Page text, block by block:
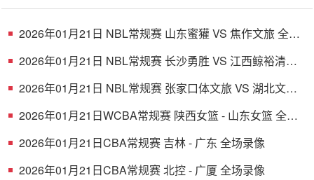
2026年01月21日 NBL常规赛 山东蜜獾 VS 焦作文旅 全场
2026年01月21日 NBL常规赛 长沙勇胜 VS 江西鲸裕清酒
2026年01月21日 NBL常规赛 张家口体文旅 VS 湖北文旅
2026年01月21日WCBA常规赛 陕西女篮 - 山东女篮 全场
2026年01月21日CBA常规赛 吉林 - 广东 全场录像
2026年01月21日CBA常规赛 北控 - 广厦 全场录像